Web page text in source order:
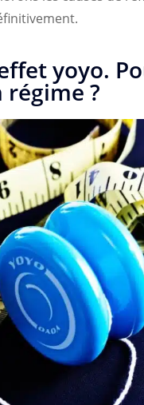
yoyo.
régime ?